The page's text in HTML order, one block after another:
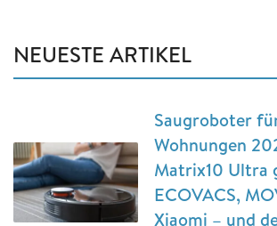
NEUESTE ARTIKEL
Saugroboter
Wohnungen
Matrix10 Ultra
ECOVACS,
Xiaomi – und